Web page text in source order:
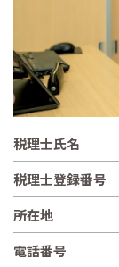
税理士氏名
税理士登録番号
所在地
電話番号